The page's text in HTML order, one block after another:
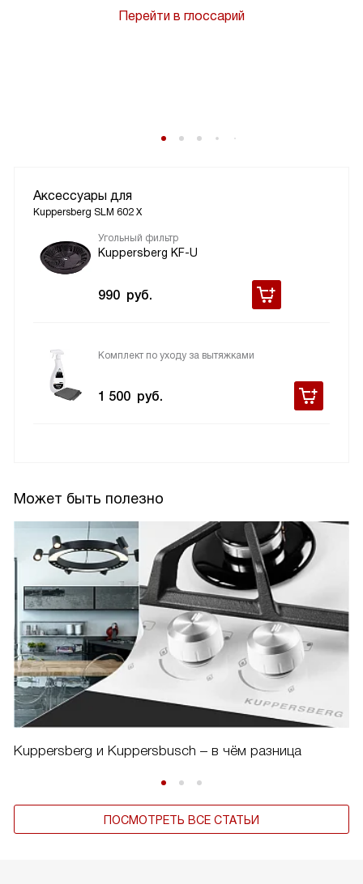
Может быть полезно
Kuppersberg и Kuppersbusch – в чём разница
ПОСМОТРЕТЬ ВСЕ СТАТЬИ
Перейти в глоссарий
Аксессуары для
Kuppersberg SLM 602 X
Угольный фильтр
Kuppersberg KF-U
990 руб.
Комплект по уходу за вытяжками
1 500 руб.